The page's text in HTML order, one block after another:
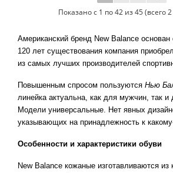
Показано с 1 по 42 из 45 (всего
Американский бренд New Balance
120 лет существования компания
из самых лучших производителей
Повышенным спросом пользуются Нью
линейка актуальна, как для мужчин, так
Модели универсальные. Нет явных
указывающих на принадлежность к
Особенности и характеристики обуви
New Balance кожаные изготавливаются из